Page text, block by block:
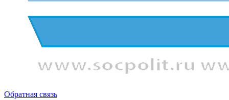
Обратная связь